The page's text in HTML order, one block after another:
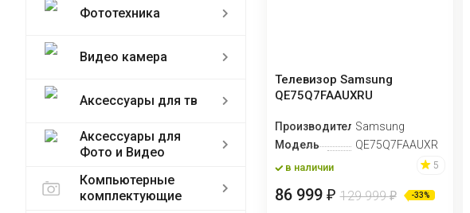
Фототехника
Видео камера
Аксессуары для тв
Аксессуары для
Фото и Видео
Компьютерные
комплектующие
Телевизор Samsung
QE75Q7FAAUXRU
ПроизводительSamsung
Модель
QE75Q7FAAUXRU
в наличии 5
86 999 ₽ 129 999₽ -33%